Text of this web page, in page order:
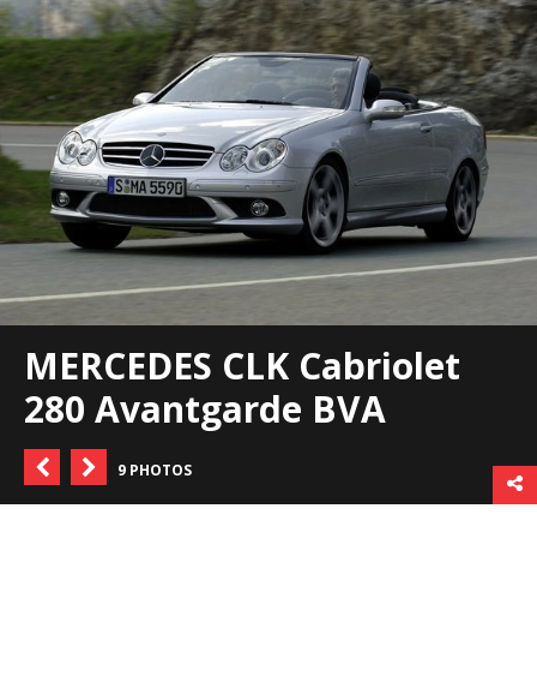
MERCEDES CLK Cabriolet
280 Avantgarde BVA
9 PHOTOS